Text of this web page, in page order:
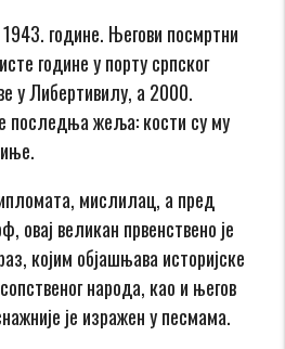
1943. године. Његови посмртни
године у порту српског
у Либертивилу, а 2000.
последња жеља: кости су му
мислилац, а пред
овај великан првенствено је
којим објашњава историјске
народа, као и његов
је изражен у песмама.